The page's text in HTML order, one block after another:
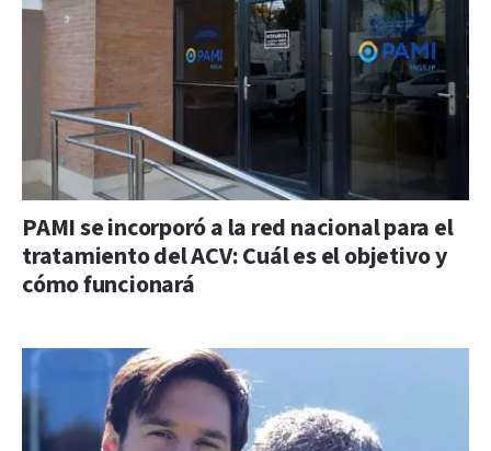
PAMI se incorporó a la red nacional para el
tratamiento del ACV: Cuál es el objetivo y
cómo funcionará